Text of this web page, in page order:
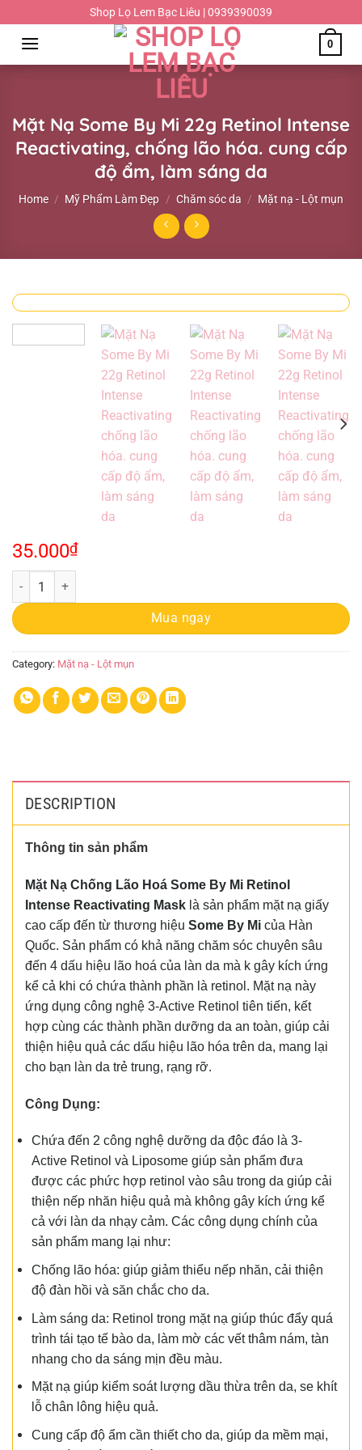
đến
dung
Shop Lọ Lem Bạc Liêu | 0939390039
0
Mặt Nạ Some By Mi 22g Retinol Intense
Reactivating, chống lão hóa. cung cấp
độ ẩm, làm sáng da
Home / Mỹ Phẩm Làm Đẹp / Chăm sóc da / Mặt nạ - Lột mụn
35.000₫
Mặt Nạ Some By Mi 22g Retinol Intense Reactivating, chống lão
Mua ngay
Category: Mặt nạ - Lột mụn
DESCRIPTION
Thông tin sản phẩm
Mặt Nạ Chống Lão Hoá Some By Mi Retinol
Intense Reactivating Mask là sản phẩm mặt nạ giấy
cao cấp đến từ thương hiệu Some By Mi của Hàn
Quốc. Sản phẩm có khả năng chăm sóc chuyên sâu
đến 4 dấu hiệu lão hoá của làn da mà k gây kích ứng
kể cả khi có chứa thành phần là retinol. Mặt nạ này
ứng dụng công nghệ 3-Active Retinol tiên tiến, kết
hợp cùng các thành phần dưỡng da an toàn, giúp cải
thiện hiệu quả các dấu hiệu lão hóa trên da, mang lại
cho bạn làn da trẻ trung, rạng rỡ.
Công Dụng:
Chứa đến 2 công nghệ dưỡng da độc đáo là 3-
Active Retinol và Liposome giúp sản phẩm đưa
được các phức hợp retinol vào sâu trong da giúp cải
thiện nếp nhăn hiệu quả mà không gây kích ứng kể
cả với làn da nhạy cảm. Các công dụng chính của
sản phẩm mang lại như:
Chống lão hóa: giúp giảm thiểu nếp nhăn, cải thiện
độ đàn hồi và săn chắc cho da.
Làm sáng da: Retinol trong mặt nạ giúp thúc đẩy quá
trình tái tạo tế bào da, làm mờ các vết thâm nám, tàn
nhang cho da sáng mịn đều màu.
Mặt nạ giúp kiểm soát lượng dầu thừa trên da, se khít
lỗ chân lông hiệu quả.
Cung cấp độ ẩm cần thiết cho da, giúp da mềm mại,